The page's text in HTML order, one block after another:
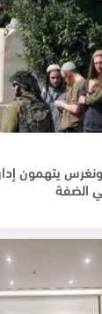
يتهمون
الضفة